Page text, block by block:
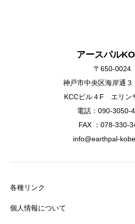
アースパル
〒650-0024
神戸市中央区海岸通３
KCCビル４F エリン
電話：090-3050-
FAX ：078-330-
info@earthpal-
各種リンク
個人情報について